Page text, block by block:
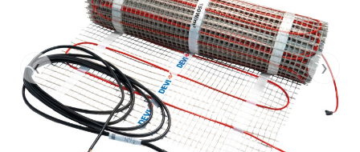
‹ ›